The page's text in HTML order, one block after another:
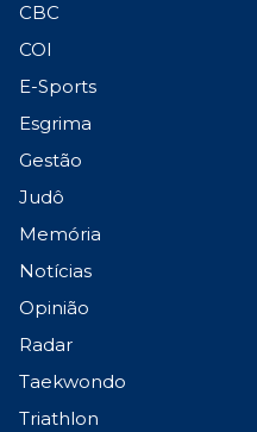
CBC
COI
E-Sports
Esgrima
Gestão
Judô
Memória
Notícias
Opinião
Radar
Taekwondo
Triathlon